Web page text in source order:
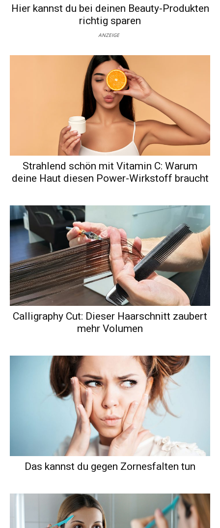
Hier kannst du bei deinen Beauty-Produkten
richtig sparen
ANZEIGE
Strahlend schön mit Vitamin C: Warum
deine Haut diesen Power-Wirkstoff braucht
Calligraphy Cut: Dieser Haarschnitt zaubert
mehr Volumen
Das kannst du gegen Zornesfalten tun